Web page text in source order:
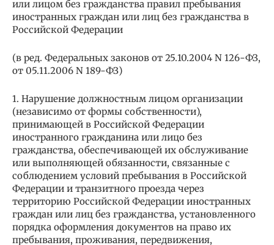
или лицом без гражданства правил пребывания
иностранных граждан или лиц без гражданства в
Российской Федерации
(в ред. Федеральных законов от 25.10.2004 N 126-ФЗ,
от 05.11.2006 N 189-ФЗ)
1. Нарушение должностным лицом организации
(независимо от формы собственности),
принимающей в Российской Федерации
иностранного гражданина или лицо без
гражданства, обеспечивающей их обслуживание
или выполняющей обязанности, связанные с
соблюдением условий пребывания в Российской
Федерации и транзитного проезда через
территорию Российской Федерации иностранных
граждан или лиц без гражданства, установленного
порядка оформления документов на право их
пребывания, проживания, передвижения,